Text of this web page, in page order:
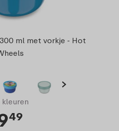
ml met vorkje - Hot
kleuren
49